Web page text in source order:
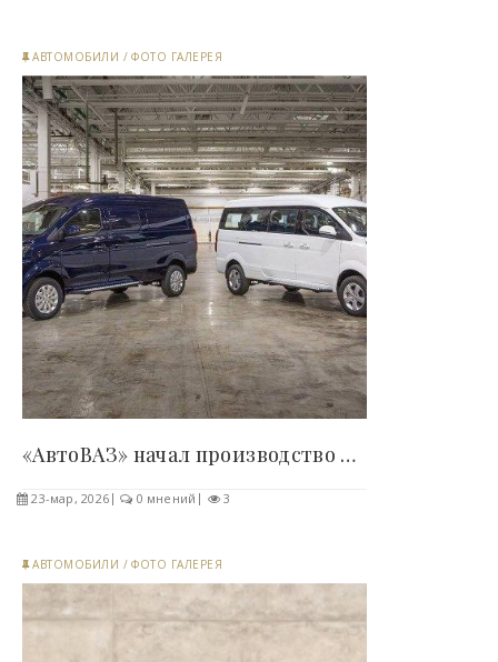
АВТОМОБИЛИ /ФОТО ГАЛЕРЕЯ
«АвтоВАЗ» начал производство коммерческих..
23-мар, 2026 0 мнений 3
АВТОМОБИЛИ /ФОТО ГАЛЕРЕЯ